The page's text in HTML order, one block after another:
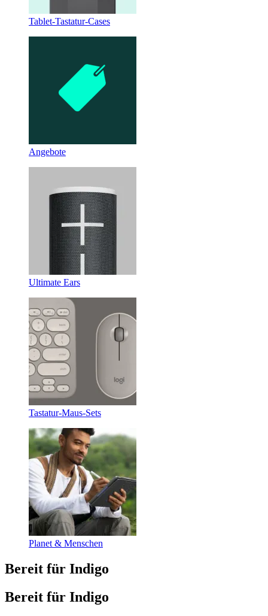
Tablet-Tastatur-Cases
Angebote
Ultimate Ears
Tastatur-Maus-Sets
Planet & Menschen
Bereit für Indigo
Bereit für Indigo